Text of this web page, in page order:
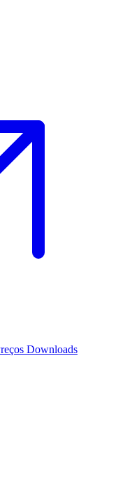
Downloads